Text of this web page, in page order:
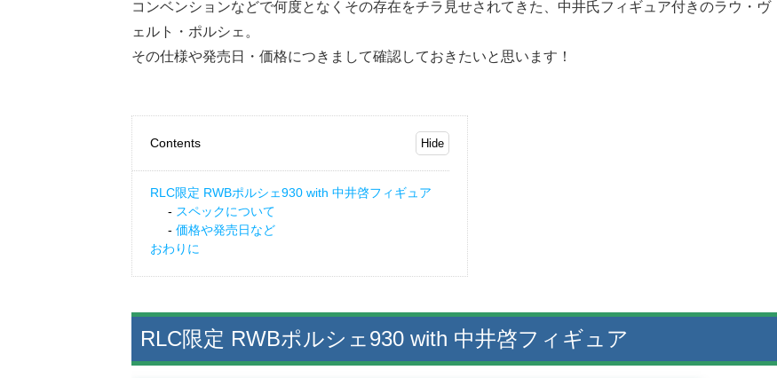
コンベンションなどで何度となくその存在をチラ見せされてきた、中井氏フィギュア付きのラウ・ヴ
ェルト・ポルシェ。
その仕様や発売日・価格につきまして確認しておきたいと思います！
Contents
RLC限定 RWBポルシェ930 with 中井啓フィギュア
スペックについて
価格や発売日など
おわりに
RLC限定 RWBポルシェ930 with 中井啓フィギュア